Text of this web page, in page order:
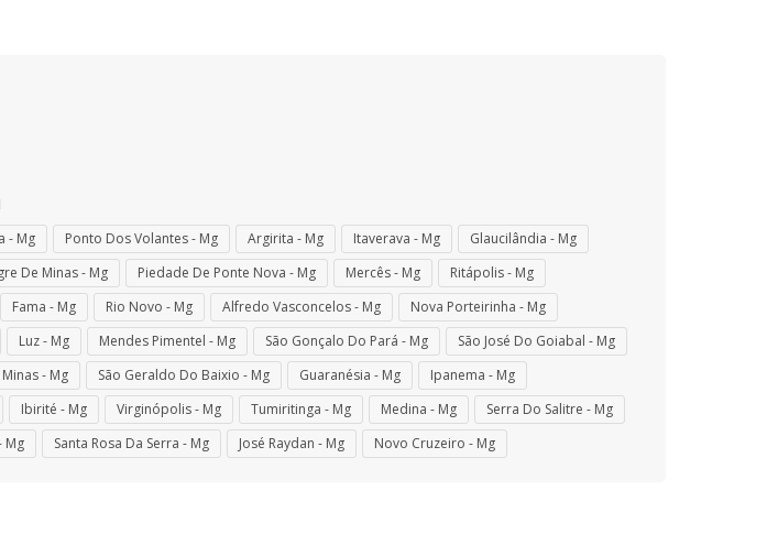
- Mg Ponto Dos Volantes - Mg Argirita - Mg Itaverava - Mg
Glaucilândia - Mg
De Minas - Mg Piedade De Ponte Nova - Mg Mercês - Mg
Ritápolis - Mg
Fama - Mg Rio Novo - Mg Alfredo Vasconcelos - Mg
Nova Porteirinha - Mg
Luz - Mg Mendes Pimentel - Mg São Gonçalo Do Pará - Mg
São José Do Goiabal - Mg
- Mg São Geraldo Do Baixio - Mg Guaranésia - Mg
Ipanema - Mg
Ibirité - Mg Virginópolis - Mg Tumiritinga - Mg Medina - Mg
Serra Do Salitre - Mg
Mg Santa Rosa Da Serra - Mg José Raydan - Mg Novo Cruzeiro - Mg